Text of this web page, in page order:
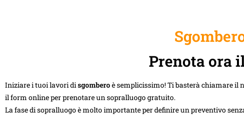
Prenota ora
Iniziare i tuoi lavori di sgomberoè semplicissimo! Ti basterà chiamare il
il form online per prenotare un sopralluogo gratuito.
La fase di sopralluogo è molto importante per definire un preventivo